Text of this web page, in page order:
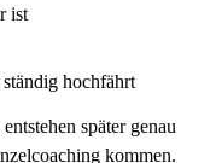
ist
hochfährt
später genau
kommen.